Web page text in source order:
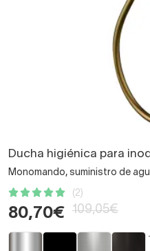
Ducha higiénica para
Monomando, suministro de
(2)
80,70€ 109,05€